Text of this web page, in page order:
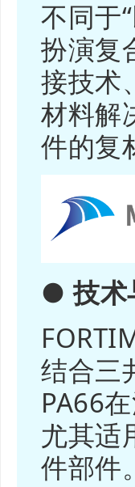
不同于
扮演复
接技术
材料解
件的复
● 技术
结合三
PA66
尤其适
件部件。